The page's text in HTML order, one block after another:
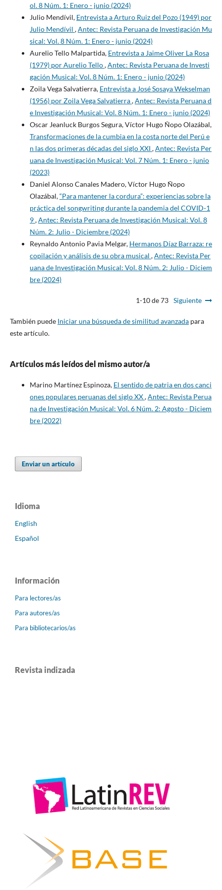
ol. 8 Núm. 1: Enero - junio (2024)
Julio Mendívil, Entrevista a Arturo Ruiz del Pozo (1949) por
Julio Mendívil ,Antec: Revista Peruana de Investigación Mu
sical: Vol. 8 Núm. 1: Enero - junio (2024)
Aurelio Tello Malpartida, Entrevista a Jaime Oliver La Rosa
(1979) por Aurelio Tello,Antec: Revista Peruana de Investi
gación Musical: Vol. 8 Núm. 1: Enero - junio (2024)
Zoila Vega Salvatierra, Entrevista a José Sosaya Wekselman
(1956) por Zoila Vega Salvatierra,Antec: Revista Peruana d
e Investigación Musical: Vol. 8 Núm. 1: Enero - junio (2024)
Oscar Jeanluck Burgos Segura, Víctor Hugo Ñopo Olazábal,
Transformaciones de la cumbia en la costa norte del Perú e
n las dos primeras décadas del siglo XXI ,Antec: Revista Per
uana de Investigación Musical: Vol. 7 Núm. 1: Enero - junio
(2023)
Daniel Alonso Canales Madero, Víctor Hugo Ñopo
Olazábal,“Para mantener la cordura”: experiencias sobre la
práctica del songwriting durante la pandemia del COVID-1
9,Antec: Revista Peruana de Investigación Musical: Vol. 8
Núm. 2: Julio - Diciembre (2024)
Reynaldo Antonio Pavia Melgar, Hermanos Díaz Barraza: re
copilación y análisis de su obra musical ,Antec: Revista Per
uana de Investigación Musical: Vol. 8 Núm. 2: Julio - Diciem
bre (2024)
1-10 de 73 Siguiente
También puede Iniciar una búsqueda de similitud avanzadapara
este artículo.
Artículos más leídos del mismo autor/a
Marino Martínez Espinoza, El sentido de patria en dos canci
ones populares peruanas del siglo XX,Antec: Revista Perua
na de Investigación Musical: Vol. 6 Núm. 2: Agosto - Diciem
bre (2022)
Enviar un artículo
Idioma
English
Español
Información
Para lectores/as
Para autores/as
Para bibliotecarios/as
Revista indizada